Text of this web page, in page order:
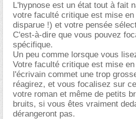
L'hypnose est un état tout à fait
votre faculté critique est mise
disparue !) et votre pensée
C'est-à-dire que vous pouvez
spécifique.
Un peu comme lorsque vous
Votre faculté critique est mise
l'écrivain commet une trop
réagirez, et vous focalisez sur
votre roman et même de petits
bruits, si vous êtes vraiment
dérangeront pas.